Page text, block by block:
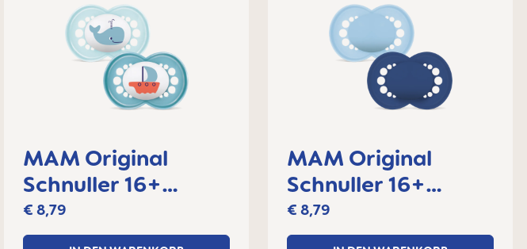
MAM Original
Schnuller 16+
Monate, 2er Set
€ 8,79
MAM Original
Schnuller 16+
Monate, 2er Set
€ 8,79